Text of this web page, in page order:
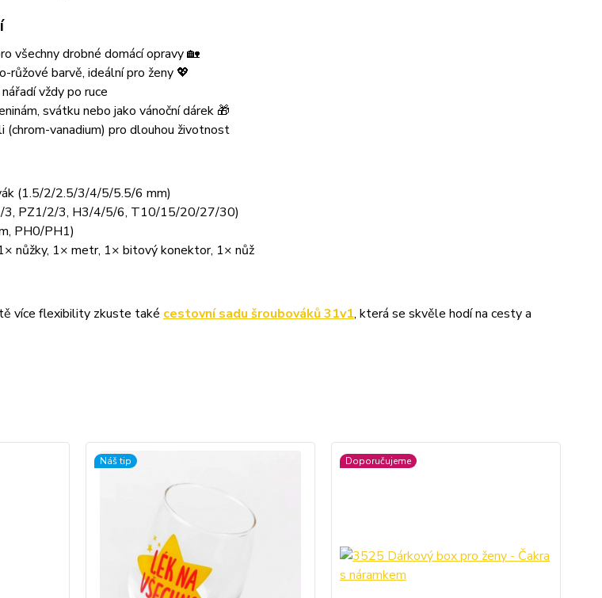
všechny drobné domácí opravy 🏡
růžové barvě, ideální pro ženy 💖
vždy po ruce
svátku nebo jako vánoční dárek 🎁
(chrom-vanadium) pro dlouhou životnost
(1.5/2/2.5/3/4/5/5.5/6 mm)
3, PZ1/2/3, H3/4/5/6, T10/15/20/27/30)
PH0/PH1)
nůžky, 1× metr, 1× bitový konektor, 1× nůž
více flexibility zkuste také cestovní sadu šroubováků 31v1, která se skvěle hodí na cesty a
Náš tip Doporučujeme